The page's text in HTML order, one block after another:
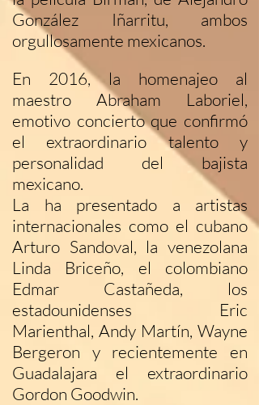
González Iñarritu, ambos
orgullosamente mexicanos.
En 2016, la homenajeo al
maestro Abraham Laboriel,
emotivo concierto que confirmó
el extraordinario talento y
personalidad del bajista
mexicano.
La ha presentado a artistas
internacionales como el cubano
Arturo Sandoval, la venezolana
Linda Briceño, el colombiano
Edmar Castañeda, los
estadounidenses Eric
Marienthal, Andy Martín, Wayne
Bergeron y recientemente en
Guadalajara el extraordinario
Gordon Goodwin.​